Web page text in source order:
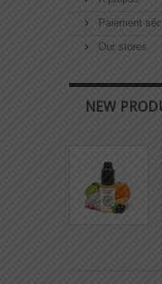
Paiement
Our stores
NEW